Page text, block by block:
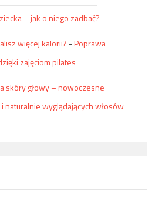
– jak o niego zadbać?
więcej kalorii? -Poprawa
zajęciom pilates
skóry głowy – nowoczesne
wyglądających włosów